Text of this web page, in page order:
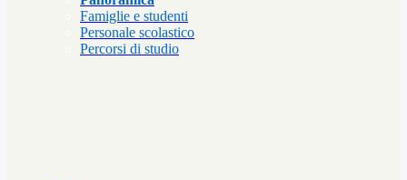
Famiglie e studenti
Personale scolastico
Percorsi di studio